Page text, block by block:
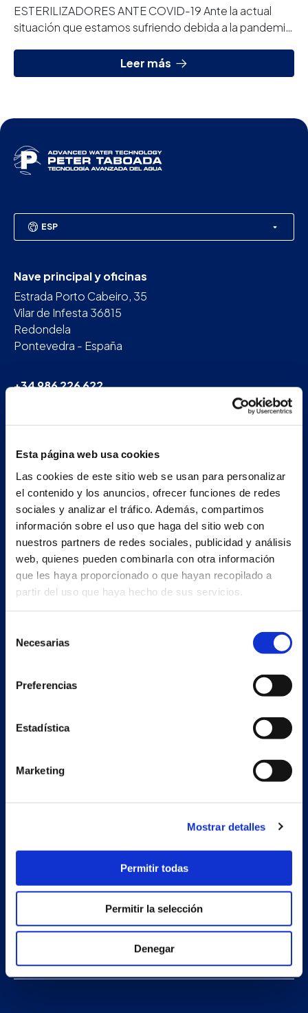
Esta página web usa cookies
Las cookies de este sitio web se usan para personalizar
el contenido y los anuncios, ofrecer funciones de redes
sociales y analizar el tráfico. Además, compartimos
información sobre el uso que haga del sitio web con
nuestros partners de redes sociales, publicidad y análisis
web, quienes pueden combinarla con otra información
que les haya proporcionado o que hayan recopilado a
partir del uso que haya hecho de sus servicios.
Necesarias
Preferencias
Estadística
Marketing
Mostrar detalles
Permitir todas
Permitir la selección
Denegar
ESTERILIZADORES ANTE COVID-19 Ante la actual
situación que estamos sufriendo debida a la pandemia
Leer más
ESP
Nave principal y oficinas
Estrada Porto Cabeiro, 35
Vilar de Infesta 36815
Redondela
Pontevedra - España
+34 986 226 622
Nave auxiliar
Redondela
Pontevedra - España
Proyectos
Empresa
Trabaja con nosotros
Contacto